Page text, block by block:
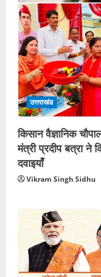
उत्तराखंड
किसान वैज्ञानिक
मंत्री प्रदीप बत्रा ने
दवाइयाँ
Vikram Singh Sidhu